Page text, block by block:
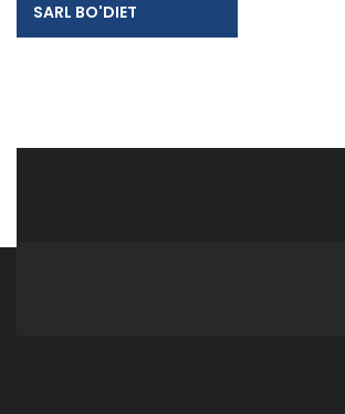
SARL BO'DIET